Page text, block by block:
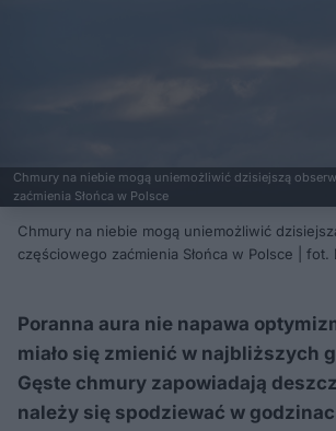
Chmury na niebie mogą uniemożliwić dzisiejszą
zaćmienia Słońca w Polsce
Chmury na niebie mogą uniemożliwić
częściowego zaćmienia Słońca w Polsce | fot.
Poranna aura nie napawa
miało się zmienić w najbliższych
Gęste chmury zapowiadają
należy się spodziewać w